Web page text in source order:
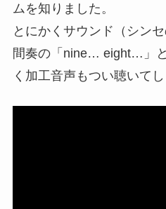
ムを知りました。
とにかくサウンド（シン
間奏の「nine… eight…」
く加工音声もつい聴いてし